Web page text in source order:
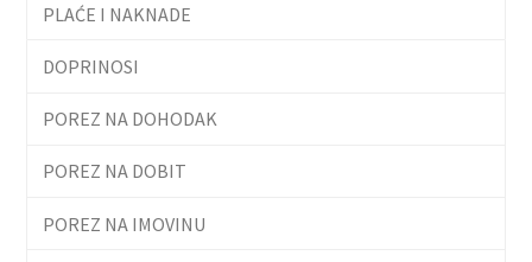
PLAĆE I NAKNADE
DOPRINOSI
POREZ NA DOHODAK
POREZ NA DOBIT
POREZ NA IMOVINU